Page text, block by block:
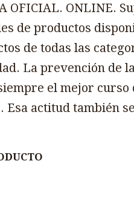
OFICIAL. ONLINE.
de productos
de todas las
La prevención de
el mejor curso
Esa actitud también